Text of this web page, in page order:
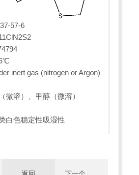
57-6
inert gas (nitrogen or Argon)
微溶）、甲醇（微溶）
白色稳定性吸湿性